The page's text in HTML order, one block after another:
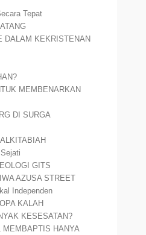
Tepat
DALAM KEKRISTENAN
MEMBENARKAN
DI SURGA
GITS
AZUSA STREET
Independen
KALAH
KESESATAN?
MEMBAPTIS HANYA